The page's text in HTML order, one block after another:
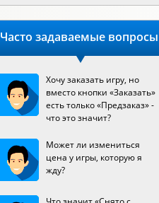
Часто задаваемые вопросы
Хочу заказать игру, но
вместо кнопки «Заказать»
есть только «Предзаказ» -
что это значит?
Может ли измениться
цена у игры, которую я
жду?